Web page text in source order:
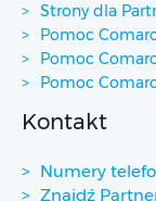
Strony dla
Pomoc
Pomoc
Pomoc
Kontakt
Numery
Znajdź